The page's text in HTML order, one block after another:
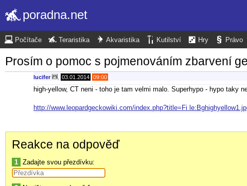
poradna.net
Počítače Teraristika Akvaristika Kutilství Hry Právo
Prosím o pomoc s pojmenováním zbarvení
lucifer 03.01.2014 09:00
high-yellow, CT neni - toho je tam velmi malo. Superhypo - hypo taky
http://www.leopardgeckowiki.com/index.php?title=Fi
Reakce na odpověď
1 Zadajte svou přezdívku: